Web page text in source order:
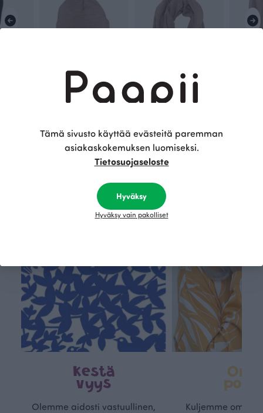
MERINOVILLAPIPO, beige
Tämä on Paapii
Kestä
vyys
Olemme aidosti vastuullinen,
Oma
Kuljemme omaa,
Tämä sivusto käyttää evästeitä paremman
asiakaskokemuksen luomiseksi.
Tietosuojaseloste
Hyväksy
Hyväksy vain pakolliset